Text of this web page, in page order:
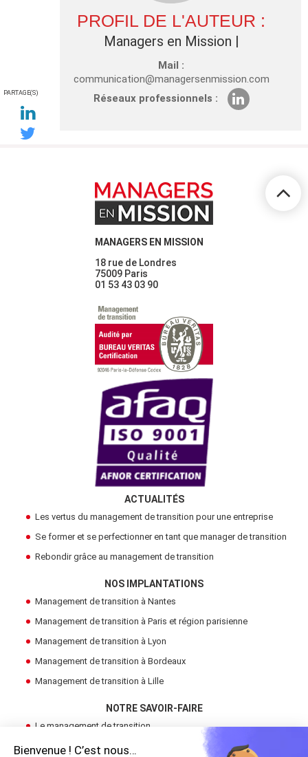
PARTAGE(S)
PROFIL DE L'AUTEUR :
Managers en Mission
Mail :
communication@managersenmission.com
Réseaux professionnels :
MANAGERS EN MISSION
18 rue de Londres
75009 Paris
01 53 43 03 90
ACTUALITÉS
Les vertus du management de transition pour une entreprise
Se former et se perfectionner en tant que manager de transition
Rebondir grâce au management de transition
NOS IMPLANTATIONS
Management de transition à Nantes
Management de transition à Paris et région parisienne
Management de transition à Lyon
Management de transition à Bordeaux
Management de transition à Lille
NOTRE SAVOIR-FAIRE
Le management de transition
Devenir Manager de Transition
Bienvenue ! C’est nous…